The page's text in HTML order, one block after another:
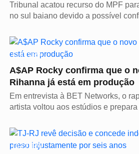
Tribunal acatou recurso do MPF
no sul baiano devido a possível
CULTURA
A$AP Rocky confirma que o
Rihanna já está em produção
Em entrevista à BET Networks, o
artista voltou aos estúdios e
CULTURA